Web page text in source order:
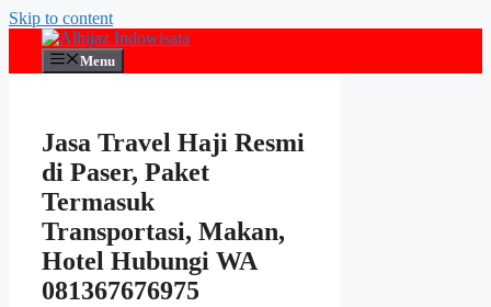
Skip to content
Menu
Jasa Travel Haji Resmi
di Paser, Paket
Termasuk
Transportasi, Makan,
Hotel Hubungi WA
081367676975